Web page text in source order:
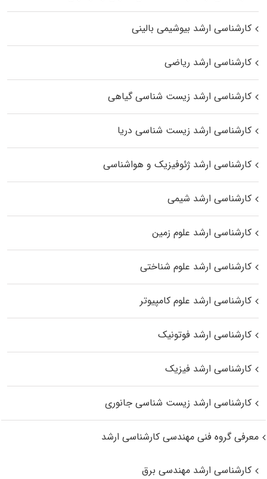
کارشناسی ارشد بیوشیمی بالینی
کارشناسی ارشد ریاضی
کارشناسی ارشد زیست‌ شناسی گیاهی
کارشناسی ارشد زیست‌ شناسی دریا
کارشناسی ارشد ژئوفیزیک و هواشناسی
کارشناسی ارشد شیمی
کارشناسی ارشد علوم زمین
کارشناسی ارشد علوم شناختی
کارشناسی ارشد علوم کامپیوتر
کارشناسی ارشد فوتونیک
کارشناسی ارشد فیزیک
کارشناسی ارشد زیست‌ شناسی جانوری
معرفی گروه فنی مهندسی کارشناسی ارشد
کارشناسی ارشد مهندسی برق